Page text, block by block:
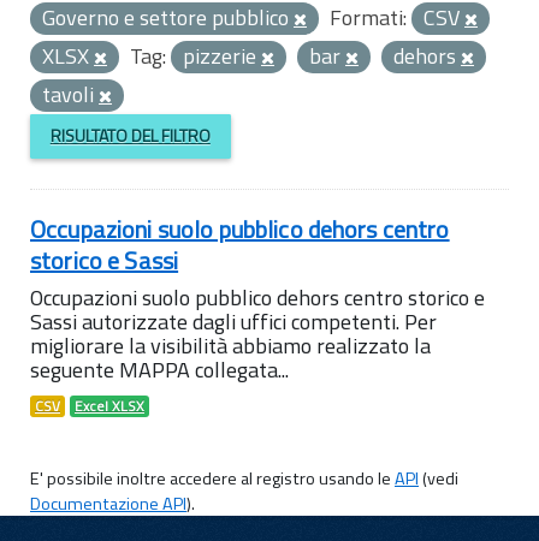
Governo e settore pubblico
Formati: CSV
XLSX
Tag: pizzerie bar
dehors
tavoli
RISULTATO DEL FILTRO
Occupazioni suolo pubblico dehors centro
storico e Sassi
Occupazioni suolo pubblico dehors centro storico e
Sassi autorizzate dagli uffici competenti. Per
migliorare la visibilità abbiamo realizzato la
seguente MAPPA collegata...
CSV Excel XLSX
E' possibile inoltre accedere al registro usando leAPI(vedi
Documentazione API).